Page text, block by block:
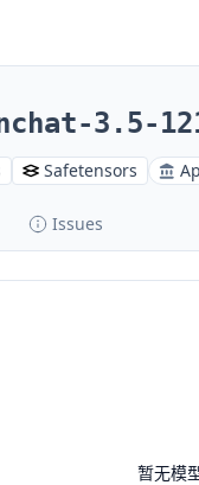
3.5-
Safetensors
Issues
暂无模